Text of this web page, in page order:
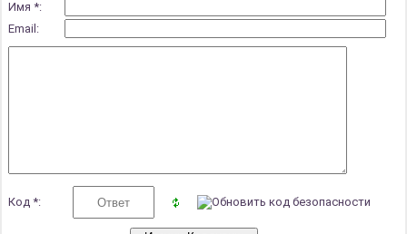
Имя *:
Email:
Код *: